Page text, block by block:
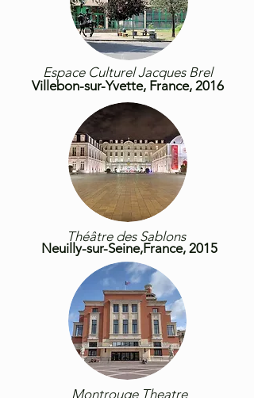
Espace Culturel Jacques Brel
Villebon-sur-Yvette, France, 2016
Théâtre des Sablons
Neuilly-sur-Seine,France, 2015
Montrouge Theatre